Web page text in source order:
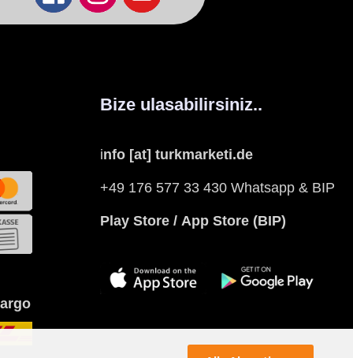
Bize ulasabilirsiniz..
info [at] turkmarketi.de
+49 176 577 33 430 Whatsapp & BIP
Play Store / App Store (BIP)